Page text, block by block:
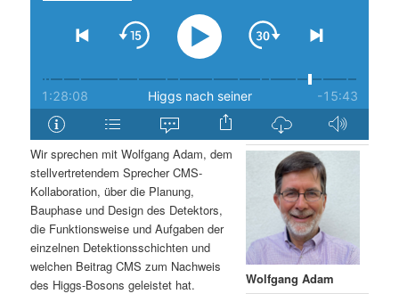
n
g
e
n
r
i
n
g
e
Wolfgang Adam
Wir sprechen mit Wolfgang Adam, dem
stellvertretendem Sprecher CMS-
Kollaboration, über die Planung,
Bauphase und Design des Detektors,
die Funktionsweise und Aufgaben der
einzelnen Detektionsschichten und
welchen Beitrag CMS zum Nachweis
des Higgs-Bosons geleistet hat.